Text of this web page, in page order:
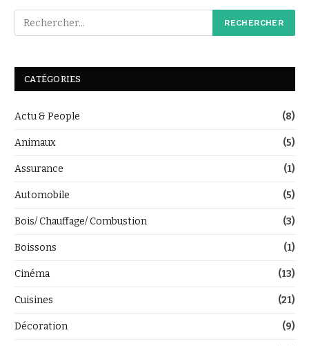
CATÉGORIES
Actu & People (8)
Animaux (5)
Assurance (1)
Automobile (5)
Bois/ Chauffage/ Combustion (3)
Boissons (1)
Cinéma (13)
Cuisines (21)
Décoration (9)